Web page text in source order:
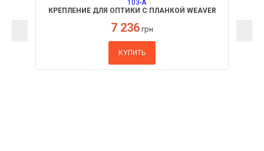
КРЕПЛЕНИЕ ДЛЯ ОПТИКИ С ПЛАНКОЙ WEAVER
7 236 грн
КУПИТЬ